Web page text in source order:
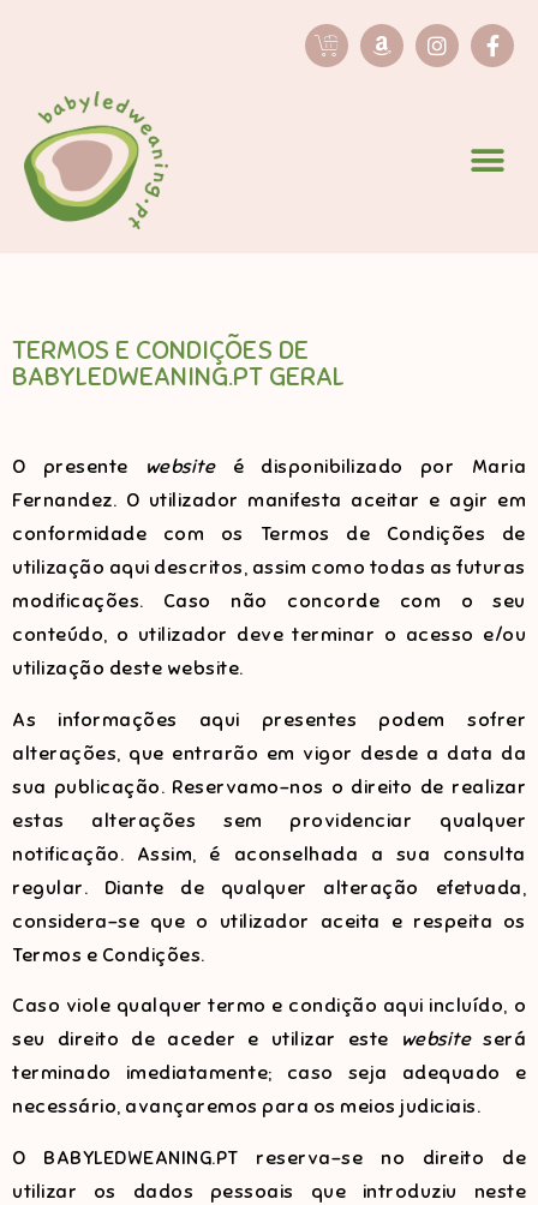
TERMOS E CONDIÇÕES DE
BABYLEDWEANING.PT GERAL
O presente websiteé disponibilizado por Maria
Fernandez. O utilizador manifesta aceitar e agir em
conformidade com os Termos de Condições de
utilização aqui descritos, assim como todas as futuras
modificações. Caso não concorde com o seu
conteúdo, o utilizador deve terminar o acesso e/ou
utilização deste website.
As informações aqui presentes podem sofrer
alterações, que entrarão em vigor desde a data da
sua publicação. Reservamo-nos o direito de realizar
estas alterações sem providenciar qualquer
notificação. Assim, é aconselhada a sua consulta
regular. Diante de qualquer alteração efetuada,
considera-se que o utilizador aceita e respeita os
Termos e Condições.
Caso viole qualquer termo e condição aqui incluído, o
seu direito de aceder e utilizar este
websiteserá
terminado imediatamente; caso seja adequado e
necessário, avançaremos para os meios judiciais.
O BABYLEDWEANING.PT reserva-se no direito de
utilizar os dados pessoais que introduziu neste